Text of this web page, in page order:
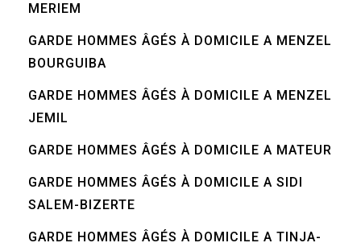
MERIEM
GARDE HOMMES ÂGÉS À DOMICILE A MENZEL
BOURGUIBA
GARDE HOMMES ÂGÉS À DOMICILE A MENZEL
JEMIL
GARDE HOMMES ÂGÉS À DOMICILE A MATEUR
GARDE HOMMES ÂGÉS À DOMICILE A SIDI
SALEM-BIZERTE
GARDE HOMMES ÂGÉS À DOMICILE A TINJA-